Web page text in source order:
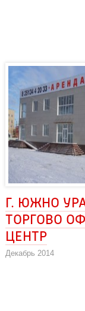
Г. ЮЖНО
ТОРГОВО
ЦЕНТР
Декабрь 2014